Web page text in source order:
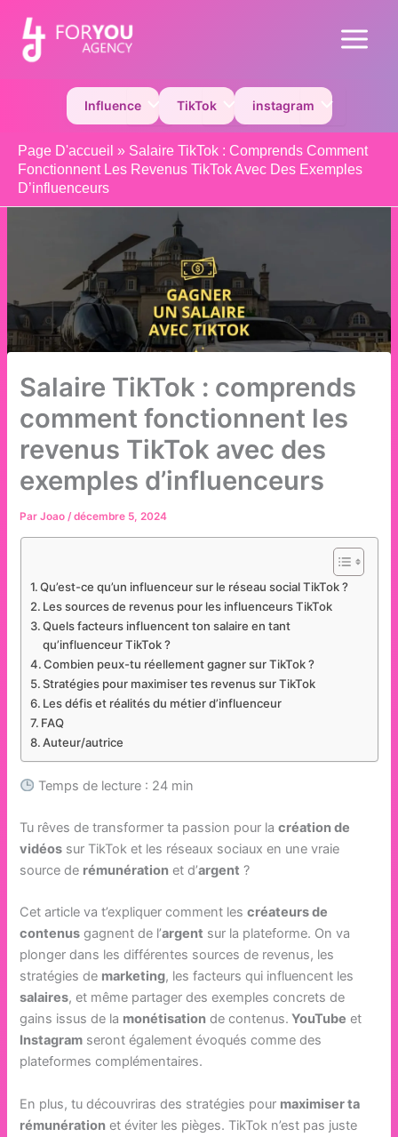
contenu
Main
InfluencePermutateur de Menu
TikTokPermutateur de Menu
instagramPermutateur
Page D'accueil » Salaire TikTok : Comprends Comment
Fonctionnent Les Revenus TikTok Avec Des Exemples
D’influenceurs
Salaire TikTok : comprends
comment fonctionnent les
revenus TikTok avec des
exemples d’influenceurs
ParJoao /décembre 5, 2024
Qu’est-ce qu’un influenceur sur le réseau social TikTok ?
Les sources de revenus pour les influenceurs TikTok
Quels facteurs influencent ton salaire en tant
qu’influenceur TikTok ?
Combien peux-tu réellement gagner sur TikTok ?
Stratégies pour maximiser tes revenus sur TikTok
Les défis et réalités du métier d’influenceur
FAQ
Auteur/autrice
Temps de lecture : 24 min
Tu rêves de transformer ta passion pour lacréation de
vidéos sur TikTok et les réseaux sociaux en une vraie
source de rémunération et d’argent ?
Cet article va t’expliquer comment lescréateurs de
contenus gagnent de l’argent sur la plateforme. On va
plonger dans les différentes sources de revenus, les
stratégies de marketing, les facteurs qui influencent les
salaires, et même partager des exemples concrets de
gains issus de la monétisation de contenus. YouTube et
Instagram seront également évoqués comme des
plateformes complémentaires.
En plus, tu découvriras des stratégies pour maximiser ta
rémunération et éviter les pièges. TikTok n’est pas juste